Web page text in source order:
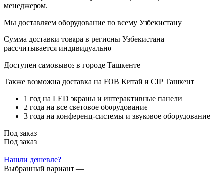
менеджером.
Мы доставляем оборудование по всему Узбекистану
Сумма доставки товара в регионы Узбекистана
рассчитывается индивидуально
Доступен самовывоз в городе Ташкенте
Также возможна доставка на FOB Китай и CIP Ташкент
1 год на LED экраны и интерактивные панели
2 года на всё световое оборудование
3 года на конференц-системы и звуковое оборудование
Под заказ
Под заказ
Нашли дешевле?
Выбранный вариант —